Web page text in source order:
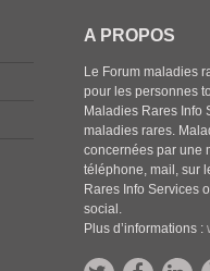
A PROPOS
Le Forum maladies
pour les personnes
Maladies Rares Info
maladies rares.
concernées par une
téléphone, mail, sur
Rares Info Services
social.
Plus d’informations :